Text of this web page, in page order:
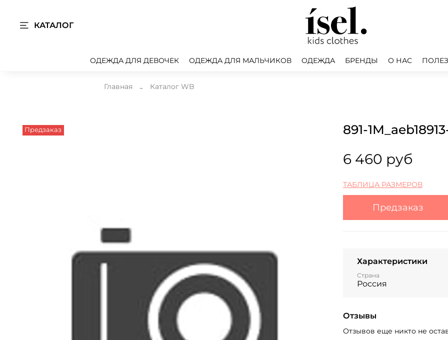
КАТАЛОГ
ОДЕЖДА ДЛЯ ДЕВОЧЕК ОДЕЖДА ДЛЯ МАЛЬЧИКОВ ОДЕЖДА БРЕНДЫ О НАС
Главная Каталог WB
Предзаказ 891-
6 460 руб
ТАБЛИЦА РАЗМЕРОВ
Предзаказ
Характеристики
Страна
Россия
Отзывы
Отзывов еще никто не